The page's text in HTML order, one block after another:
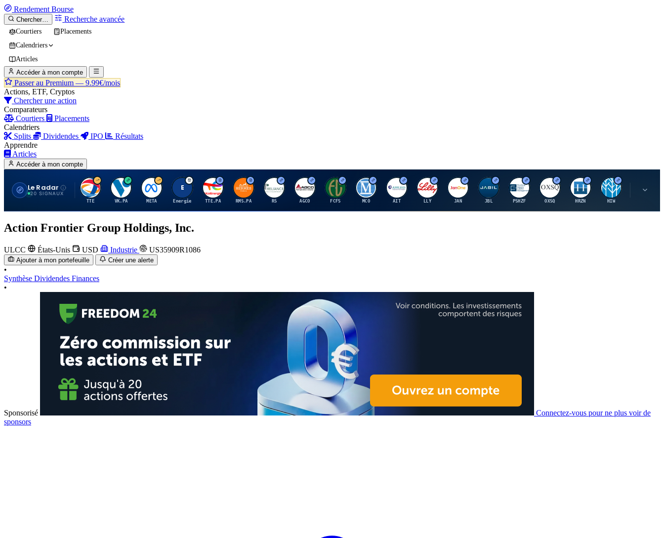
Rendement Bourse
Chercher… Recherche avancée
Courtiers
Placements
Calendriers
Articles
Accéder à mon compte
Passer au Premium — 9.99€/mois
Actions, ETF, Cryptos
Chercher une action
Comparateurs
Courtiers
Placements
Calendriers
Splits
Dividendes IPO
Résultats
Apprendre
Articles
Accéder à mon compte
Le Radar
20 SIGNAUX
T
TTE
V
VK.PA
M
META
E
Energie
T
TTE.PA
H
RMS.PA
R
RS
A
AGCO
F
FCFS
M
MCO
A
AIT
E
LLY
J
JAN
J
JBL
P
PSHZF
O
OXSQ
H
HRZN
H
HIW
U
Action Frontier Group Holdings, Inc.
ULCC États-Unis USD Industrie US35909R1086
Ajouter à mon portefeuille Créer une alerte
•
Synthèse Dividendes Finances
•
Sponsorisé
Connectez-vous pour ne plus voir de
sponsors